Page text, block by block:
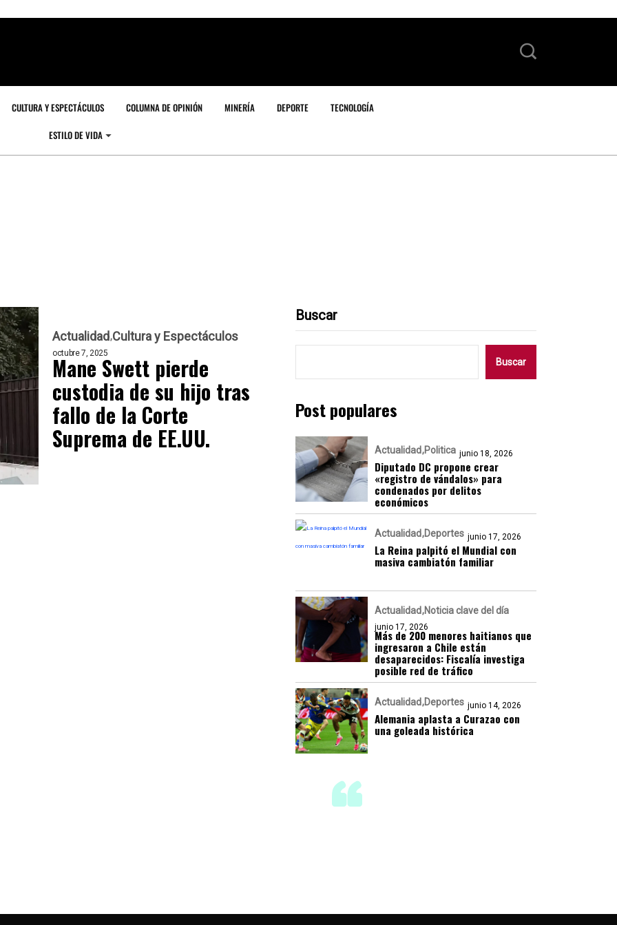
CULTURA Y ESPECTÁCULOS COLUMNA DE OPINIÓN MINERÍA DEPORTE
TECNOLOGÍA
ESTILO DE VIDA
Actualidad Cultura y Espectáculos
octubre 7, 2025
Mane Swett pierde
custodia de su hijo tras
fallo de la Corte
Suprema de EE.UU.
Buscar
Buscar
Post populares
Actualidad Politica junio 18, 2026
Diputado DC propone crear
«registro de vándalos» para
condenados por delitos
económicos
Actualidad Deportes junio 17, 2026
La Reina palpitó el Mundial con
masiva cambiatón familiar
Actualidad Noticia clave del día
junio 17, 2026
Más de 200 menores haitianos que
ingresaron a Chile están
desaparecidos: Fiscalía investiga
posible red de tráfico
Actualidad Deportes junio 14, 2026
Alemania aplasta a Curazao con
una goleada histórica